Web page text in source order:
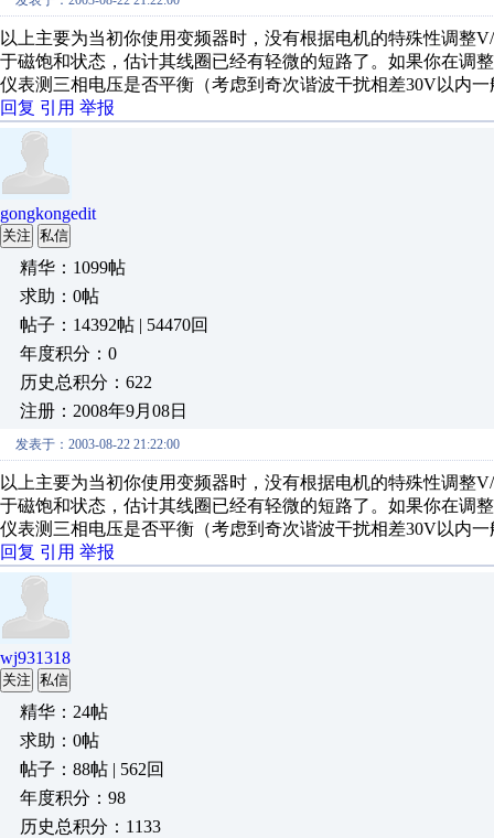
以上主要为当初你使用变频器时，没有根据电机的特殊性调整
于磁饱和状态，估计其线圈已经有轻微的短路了。如果你在调
仪表测三相电压是否平衡（考虑到奇次谐波干扰相差30V以内
回复 引用 举报
gongkongedit
关注 私信
精华：1099帖
求助：0帖
帖子：14392帖 | 54470回
年度积分：0
历史总积分：622
注册：2008年9月08日
发表于：2003-08-22 21:22:00
以上主要为当初你使用变频器时，没有根据电机的特殊性调整
于磁饱和状态，估计其线圈已经有轻微的短路了。如果你在调
仪表测三相电压是否平衡（考虑到奇次谐波干扰相差30V以内
回复 引用 举报
wj931318
关注 私信
精华：24帖
求助：0帖
帖子：88帖 | 562回
年度积分：98
历史总积分：1133